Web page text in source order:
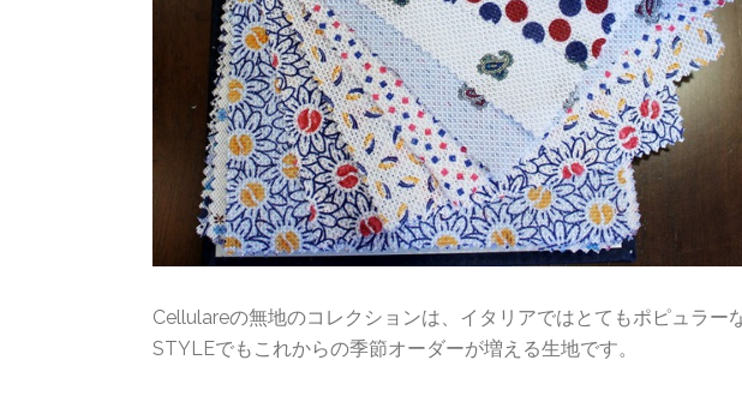
Cellulareの無地のコレクションは、イタリアではとてもポピュラー
STYLEでもこれからの季節オーダーが増える生地です。